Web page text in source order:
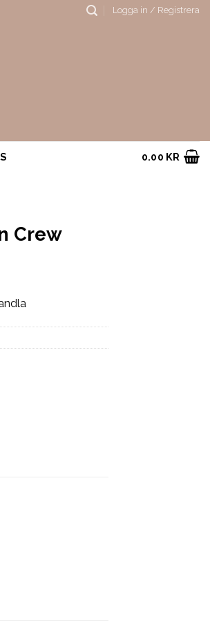
Logga in / Registrera
0.00 KR
Crew